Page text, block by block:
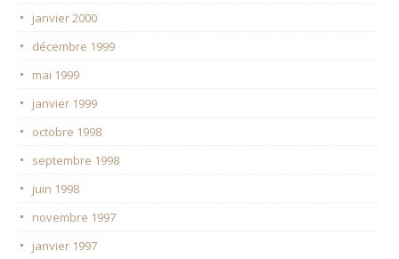
janvier 2000
décembre 1999
mai 1999
janvier 1999
octobre 1998
septembre 1998
juin 1998
novembre 1997
janvier 1997